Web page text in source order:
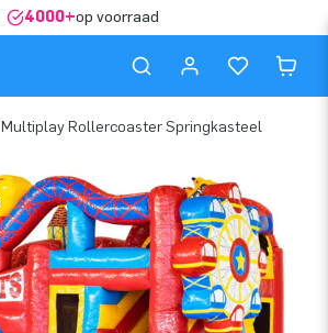
4000+op voorraad
Multiplay Rollercoaster Springkasteel